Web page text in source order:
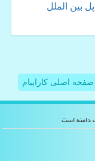
اپل بین الملل
صفحه اصلی کاراپیام